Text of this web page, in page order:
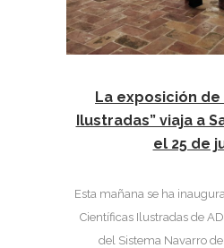
La exposición de
Ilustradas” viaja a
el 25 de
Esta mañana se ha
Científicas Ilustradas de
del Sistema Navarro de